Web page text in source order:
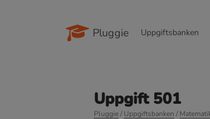
Pluggie Uppgiftsbanken
Uppgift 501
Pluggie/Uppgiftsbanken /